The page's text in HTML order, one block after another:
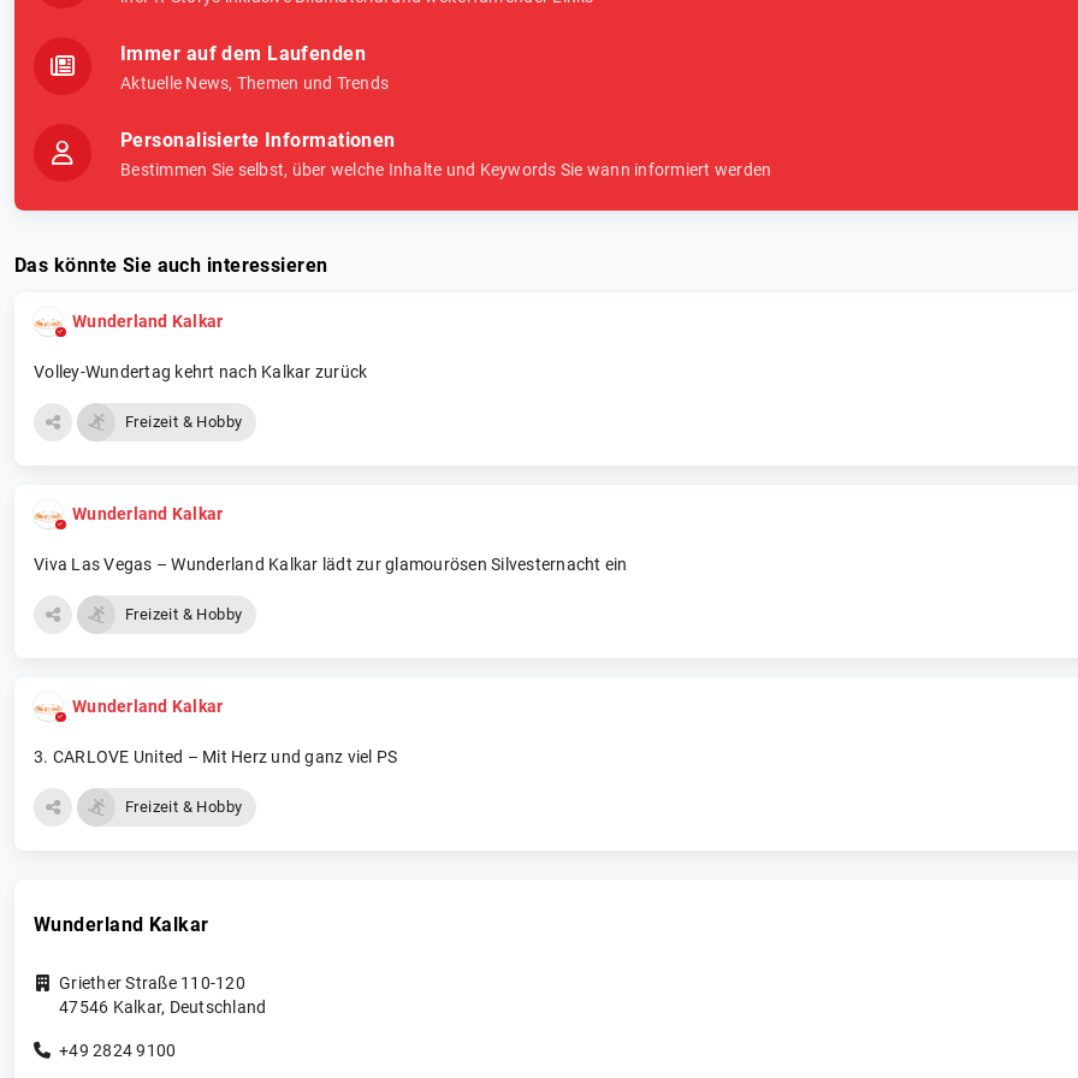
Immer auf dem Laufenden
Aktuelle News, Themen und Trends
Personalisierte Informationen
Bestimmen Sie selbst, über welche Inhalte und Keywords Sie wann informiert werden
Das könnte Sie auch interessieren
Wunderland Kalkar
Volley-Wundertag kehrt nach Kalkar zurück
Freizeit & Hobby
Wunderland Kalkar
Viva Las Vegas – Wunderland Kalkar lädt zur glamourösen Silvesternacht ein
Freizeit & Hobby
Wunderland Kalkar
3. CARLOVE United – Mit Herz und ganz viel PS
Freizeit & Hobby
Wunderland Kalkar
Griether Straße 110-120
47546 Kalkar, Deutschland
+49 2824 9100